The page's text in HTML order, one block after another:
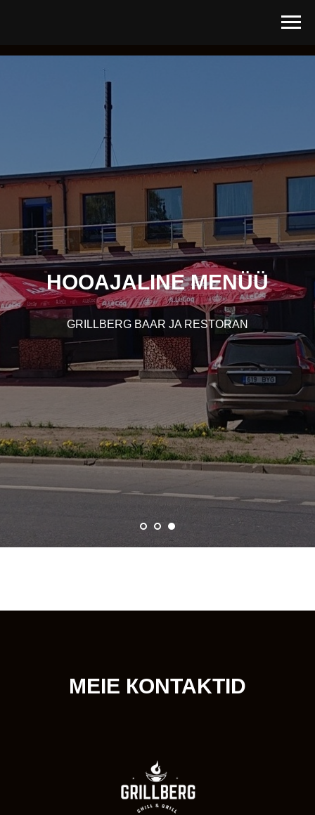
HOOAJALINE MENÜÜ
GRILLBERG BAAR JA RESTORAN
MEIE КОNTAKTID